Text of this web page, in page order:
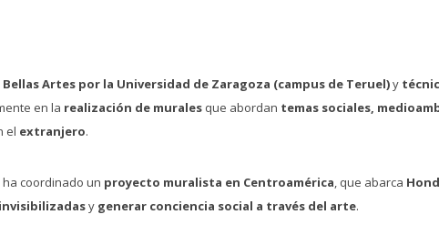
Artes por la Universidad de Zaragoza (campus de Teruel)y
en la realización de murales que abordan temas sociales,
el extranjero.
ha coordinado un proyecto muralista en Centroamérica, que abarca
y generar conciencia social a través del arte.